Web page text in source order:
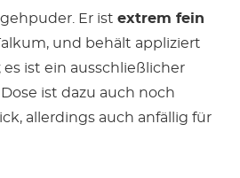
Er ist extrem fein
und behält appliziert
ist ein ausschließlicher
ist dazu auch noch
allerdings auch anfällig für